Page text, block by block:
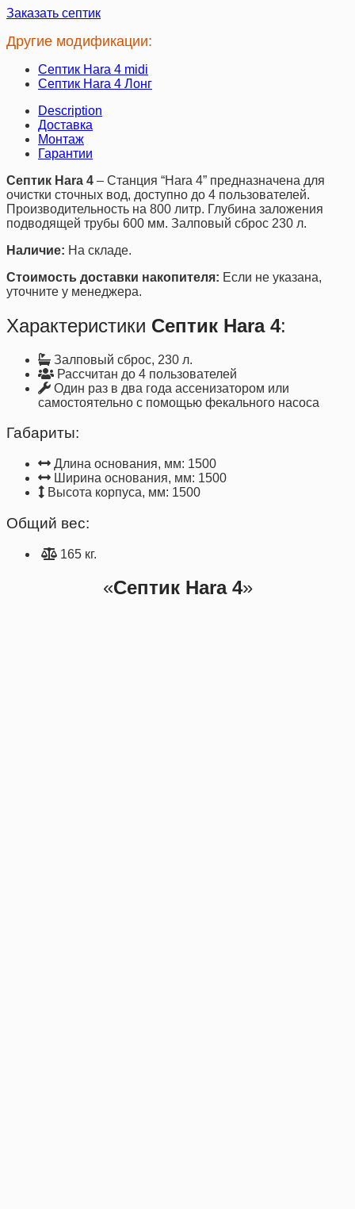
Заказать септик
Другие модификации:
Септик Hara 4 midi
Септик Hara 4 Лонг
Description
Доставка
Монтаж
Гарантии
Септик Hara 4 – Станция “Hara 4” предназначена для
очистки сточных вод, доступно до 4 пользователей.
Производительность на 800 литр. Глубина заложения
подводящей трубы 600 мм. Залповый сброс 230 л.
Наличие: На складе.
Стоимость доставки накопителя: Если не указана,
уточните у менеджера.
Характеристики Септик Hara 4:
Залповый сброс, 230 л.
Рассчитан до 4 пользователей
Один раз в два года ассенизатором или
самостоятельно с помощью фекального насоса
Габариты:
Длина основания, мм: 1500
Ширина основания, мм: 1500
Высота корпуса, мм: 1500
Общий вес:
165 кг.
«Септик Hara 4»